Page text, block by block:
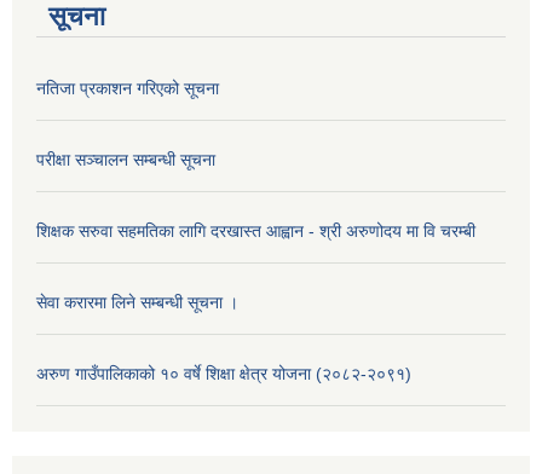
सूचना
नतिजा प्रकाशन गरिएको सूचना
परीक्षा सञ्चालन सम्बन्धी सूचना
शिक्षक सरुवा सहमतिका लागि दरखास्त आह्वान - श्री अरुणोदय मा वि चरम्बी
सेवा करारमा लिने सम्बन्धी सूचना ।
अरुण गाउँपालिकाको १० वर्षे शिक्षा क्षेत्र योजना (२०८२-२०९१)